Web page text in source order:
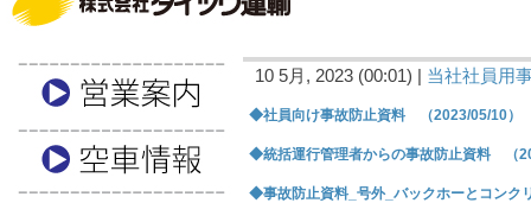
10 5月, 2023 (00:01) | 当社社員用
◆社員向け事故防止資料 （2023/05/10）
◆統括運行管理者からの事故防止資料 （
◆事故防止資料_号外_バックホーとコン